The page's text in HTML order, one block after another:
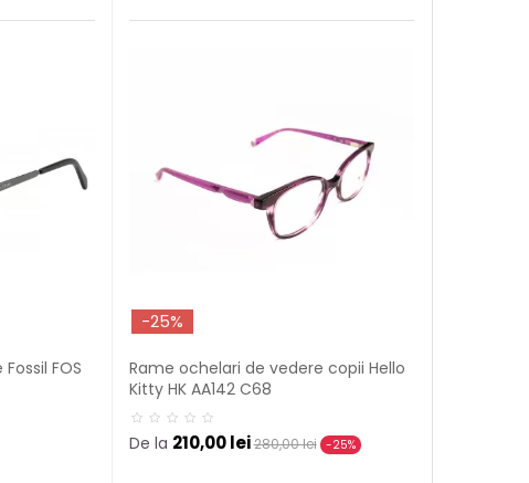
FOS
-25%
Rame ochelari de vedere copii Hello
Kitty HK AA142 C68
De la 210,00 lei280,00 lei -25%